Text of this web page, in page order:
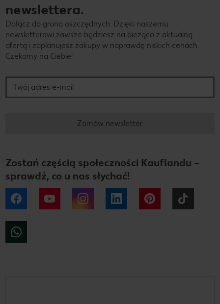
newslettera.
Dołącz do grona oszczędnych. Dzięki naszemu
newsletterowi zawsze będziesz na bieżąco z aktualną
ofertą i zaplanujesz zakupy w naprawdę niskich cenach.
Czekamy na Ciebie!
Zamów newsletter
Zostań częścią społeczności Kauflandu –
sprawdź, co u nas słychać!
Facebook YouTube Instagram LinkedIn Pinterest